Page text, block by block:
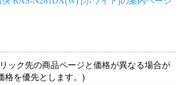
ック先の商品ページと価格が異なる場合が
格を優先とします。)